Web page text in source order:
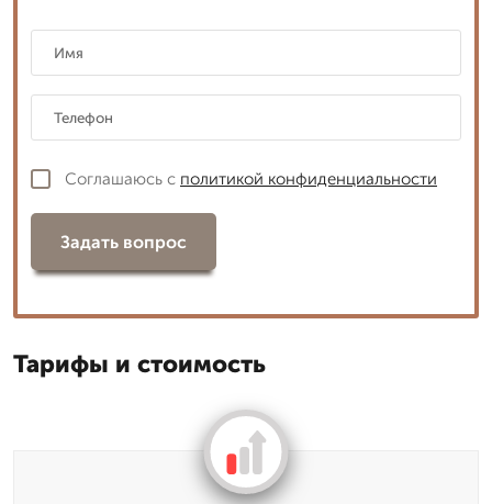
Соглашаюсь с политикой конфиденциальности
Задать вопрос
Тарифы и стоимость